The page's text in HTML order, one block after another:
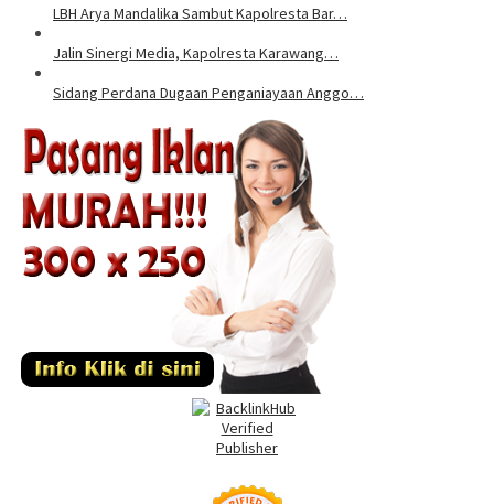
LBH Arya Mandalika Sambut Kapolresta Bar…
Jalin Sinergi Media, Kapolresta Karawang…
Sidang Perdana Dugaan Penganiayaan Anggo…